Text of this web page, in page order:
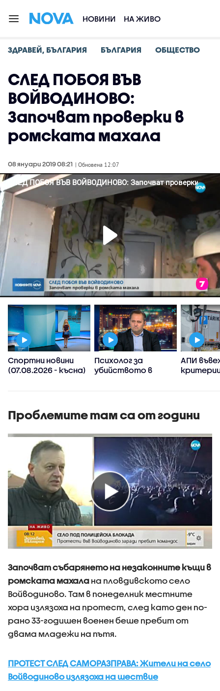
НОВИНИ НА ЖИВО
ЗДРАВЕЙ, БЪЛГАРИЯ БЪЛГАРИЯ ОБЩЕСТВО
СЛЕД ПОБОЯ ВЪВ
ВОЙВОДИНОВО:
Започват проверки в
ромската махала
08 януари 2019 08:21 | Обновена 12:07
Спортни новини
(07.08.2026 - късна)
Психолог за
убийството в
Възрастните
агресивно
АПИ
Проблемите там са от години
Започват събарянето на незаконните къщи в
ромската махала на пловдивското село
Войводиново. Там в понеделник местните
хора излязоха на протест, след като ден по-
рано 33-годишен военен беше пребит от
двама младежи на пътя.
ПРОТЕСТ СЛЕД САМОРАЗПРАВА: Жители на село
Войводиново излязоха на шествие